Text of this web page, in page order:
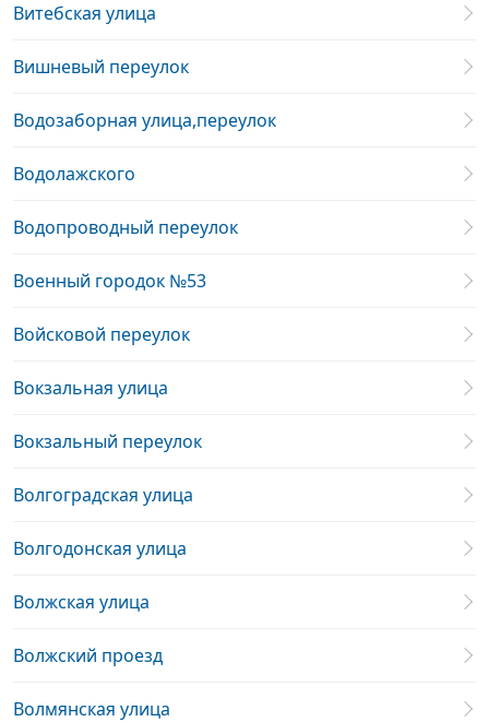
Витебская улица
Вишневый переулок
Водозаборная улица,переулок
Водолажского
Водопроводный переулок
Военный городок №53
Войсковой переулок
Вокзальная улица
Вокзальный переулок
Волгоградская улица
Волгодонская улица
Волжская улица
Волжский проезд
Волмянская улица